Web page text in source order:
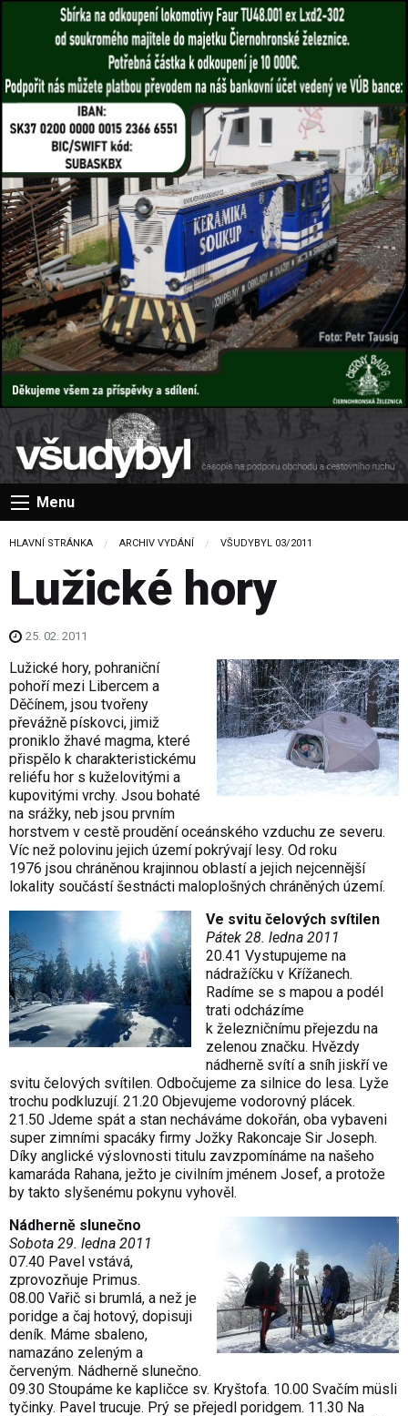
Menu
HLAVNÍ STRÁNKA ARCHIV VYDÁNÍ VŠUDYBYL 03/2011
Lužické hory
25. 02. 2011
Lužické hory, pohraniční
pohoří mezi Libercem a
Děčínem, jsou tvořeny
převážně pískovci, jimiž
proniklo žhavé magma, které
přispělo k charakteris­tickému
reliéfu hor s kuželovitými a
kupovitými vrchy. Jsou bohaté
na srážky, neb jsou prvním
horstvem v cestě proudění oceánského vzduchu ze severu.
Víc než polovinu jejich území pokrývají lesy. Od roku
1976 jsou chráněnou krajinnou oblastí a jejich nejcennější
lokality součástí šestnácti maloplošných chráněných území.
Ve svitu čelových svítilen
Pátek 28. ledna 2011
20.41 Vystupujeme na
nádražíčku v Křížanech.
Radíme se s mapou a podél
trati odcházíme
k železničnímu přejezdu na
zelenou značku. Hvězdy
nádherně svítí a sníh jiskří ve
svitu čelových svítilen. Odbočujeme za silnice do lesa. Lyže
trochu podkluzují. 21.20 Objevujeme vodorovný plácek.
21.50 Jdeme spát a stan necháváme dokořán, oba vybaveni
super zimními spacáky firmy Jožky Rakoncaje Sir Joseph.
Díky anglické výslovnosti titulu zavzpomínáme na našeho
kamaráda Rahana, ježto je civilním jménem Josef, a protože
by takto slyšenému pokynu vyhověl.
Nádherně slunečno
Sobota 29. ledna 2011
07.40 Pavel vstává,
zprovozňuje Primus.
08.00 Vařič si brumlá, a než je
poridge a čaj hotový, dopisuji
deník. Máme sbaleno,
namazáno zeleným a
červeným. Nádherně slunečno.
09.30 Stoupáme ke kapličce sv. Kryštofa. 10.00 Svačím müsli
tyčinky. Pavel trucuje. Prý se přejedl poridgem. 11.30 Na